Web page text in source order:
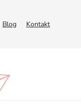
Blog Kontakt